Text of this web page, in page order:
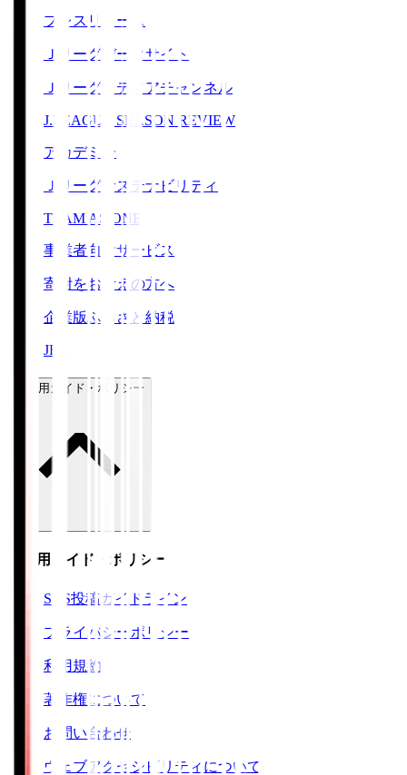
プレスリリース
Ｊリーグデータサイト
Ｊリーグメディアチャンネル
J.LEAGUE SEASON REVIEW
アカデミー
Ｊリーグサステナビリティ
TEAM AS ONE
事業者向けサービス
寄附をお考えの方へ
企業版ふるさと納税
JFA
ご利用ガイド・ポリシー
ご利用ガイド・ポリシー
SNS投稿ガイドライン
プライバシーポリシー
利用規約
著作権について
お問い合わせ
ウェブアクセシビリティについて